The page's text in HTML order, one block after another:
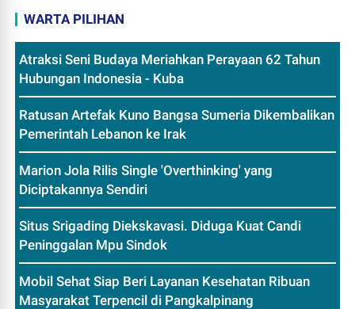
WARTA PILIHAN
Atraksi Seni Budaya Meriahkan Perayaan 62 Tahun
Hubungan Indonesia - Kuba
Ratusan Artefak Kuno Bangsa Sumeria Dikembalikan
Pemerintah Lebanon ke Irak
Marion Jola Rilis Single 'Overthinking' yang
Diciptakannya Sendiri
Situs Srigading Diekskavasi. Diduga Kuat Candi
Peninggalan Mpu Sindok
Mobil Sehat Siap Beri Layanan Kesehatan Ribuan
Masyarakat Terpencil di Pangkalpinang